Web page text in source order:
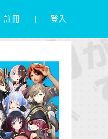
註冊 登入